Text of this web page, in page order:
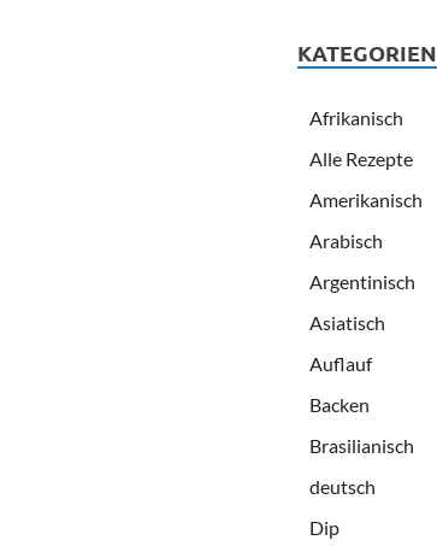
KATEGORIEN
Afrikanisch
Alle Rezepte
Amerikanisch
Arabisch
Argentinisch
Asiatisch
Auflauf
Backen
Brasilianisch
deutsch
Dip